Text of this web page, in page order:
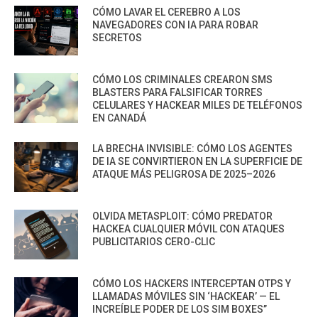
CÓMO LAVAR EL CEREBRO A LOS
NAVEGADORES CON IA PARA ROBAR
SECRETOS
CÓMO LOS CRIMINALES CREARON SMS
BLASTERS PARA FALSIFICAR TORRES
CELULARES Y HACKEAR MILES DE TELÉFONOS
EN CANADÁ
LA BRECHA INVISIBLE: CÓMO LOS AGENTES
DE IA SE CONVIRTIERON EN LA SUPERFICIE DE
ATAQUE MÁS PELIGROSA DE 2025–2026
OLVIDA METASPLOIT: CÓMO PREDATOR
HACKEA CUALQUIER MÓVIL CON ATAQUES
PUBLICITARIOS CERO-CLIC
CÓMO LOS HACKERS INTERCEPTAN OTPS Y
LLAMADAS MÓVILES SIN ‘HACKEAR’ — EL
INCREÍBLE PODER DE LOS SIM BOXES”